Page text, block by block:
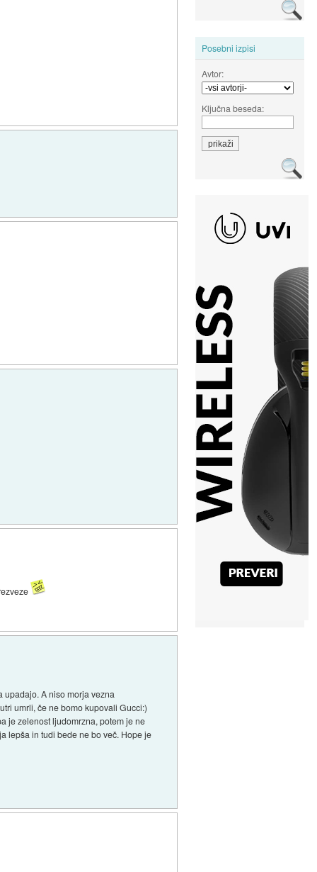
Posebni izpisi
Avtor:
Ključna beseda:
upadajo. A niso morja vezna
umrli, če ne bomo kupovali Gucci:)
je zelenost ljudomrzna, potem je ne
lepša in tudi bede ne bo več. Hope je